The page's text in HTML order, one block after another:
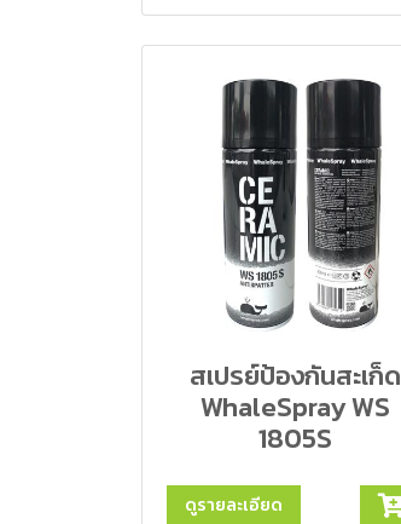
สเปรย์ป้องกันสะเก็ด
WhaleSpray WS
1805S
ดูรายละเอียด